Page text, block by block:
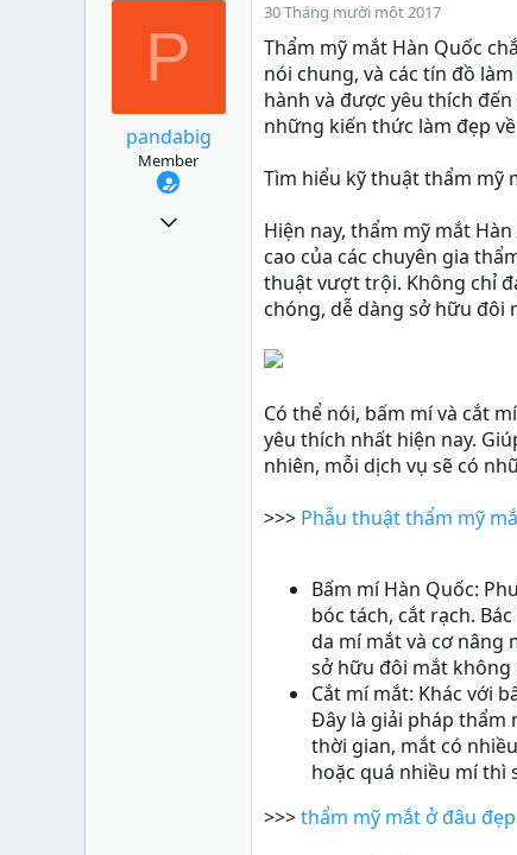
P
pandabig
Member
30 Tháng mười một 2017
Thẩm mỹ mắt Hàn Quốc
nói chung, và các tín đồ
hành và được yêu thích
những kiến thức làm đẹp
Tìm hiểu kỹ thuật thẩm mỹ
Hiện nay, thẩm mỹ mắt
cao của các chuyên gia
thuật vượt trội. Không chỉ
chóng, dễ dàng sở hữu đôi
Có thể nói, bấm mí và cắt
yêu thích nhất hiện nay.
nhiên, mỗi dịch vụ sẽ có
>>> Phẫu thuật thẩm mỹ
Bấm mí Hàn Quốc:
bóc tách, cắt rạch.
da mí mắt và cơ nâng
sở hữu đôi mắt không
Cắt mí mắt: Khác với
Đây là giải pháp thẩm
thời gian, mắt có
hoặc quá nhiều mí thì
>>>thẩm mỹ mắt ở đâu đẹp